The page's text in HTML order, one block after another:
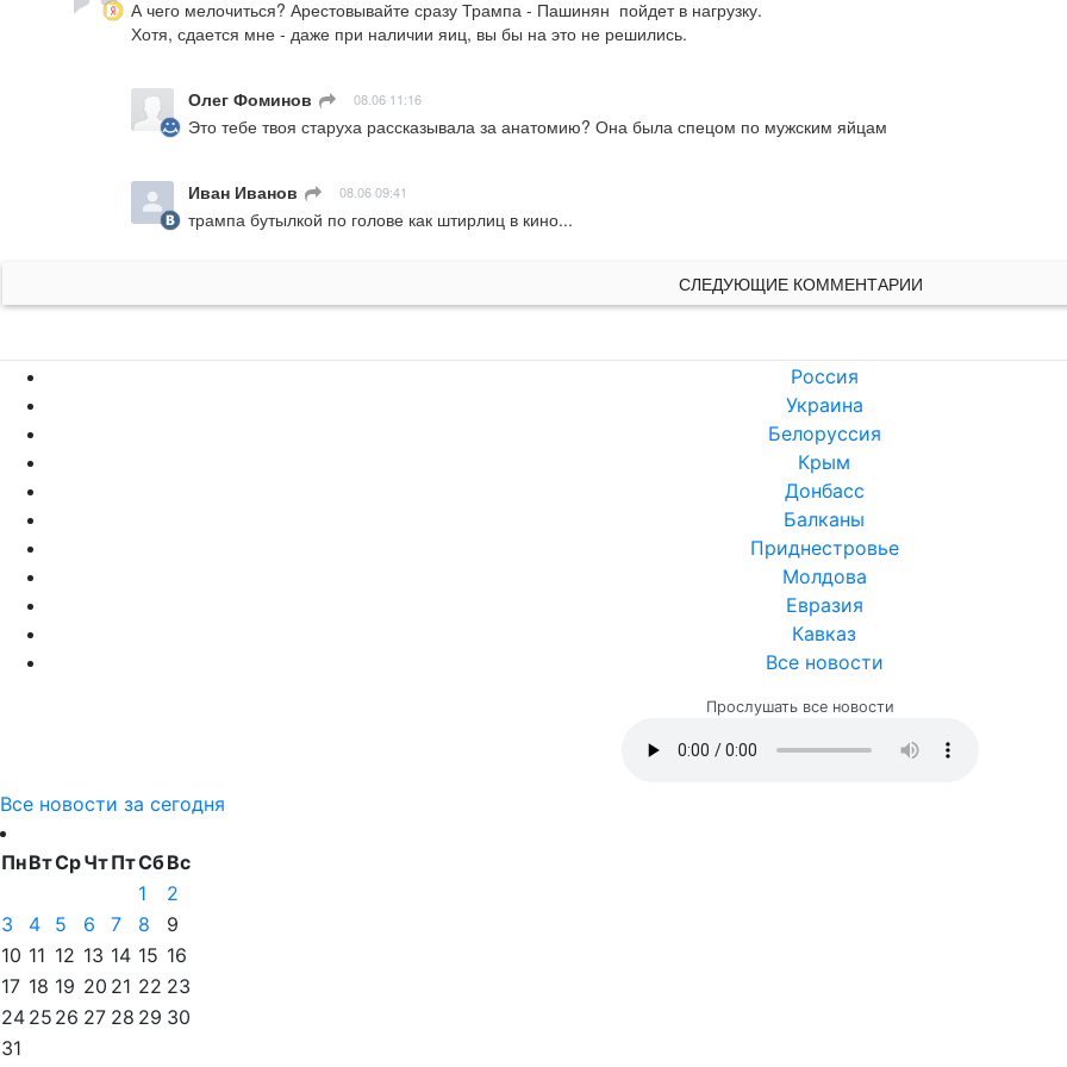
А чего мелочиться? Арестовывайте сразу Трампа - Пашинян  пойдет в нагрузку.
Хотя, сдается мне - даже при наличии яиц, вы бы на это не решились.
Олег Фоминов 08.06 11:16
Это тебе твоя старуха рассказывала за анатомию? Она была спецом по мужским яйцам
Иван Иванов 08.06 09:41
трампа бутылкой по голове как штирлиц в кино...
СЛЕДУЮЩИЕ КОММЕНТАРИИ
Россия
Украина
Белоруссия
Крым
Донбасс
Балканы
Приднестровье
Молдова
Евразия
Кавказ
Все новости
Прослушать все новости
Все новости за сегодня
ПнВтСрЧтПтСбВс
1
2
3
4 5 6 7 8
9
10 11 12 13 14 15 16
17 18 19 20 21 22 23
24 25 26 27 28 29 30
31